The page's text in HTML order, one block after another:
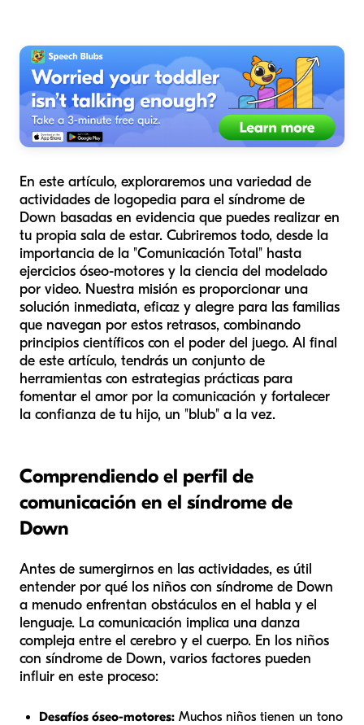
En este artículo, exploraremos una variedad de
actividades de logopedia para el síndrome de
Down basadas en evidencia que puedes realizar en
tu propia sala de estar. Cubriremos todo, desde la
importancia de la "Comunicación Total" hasta
ejercicios óseo-motores y la ciencia del modelado
por video. Nuestra misión es proporcionar una
solución inmediata, eficaz y alegre para las familias
que navegan por estos retrasos, combinando
principios científicos con el poder del juego. Al final
de este artículo, tendrás un conjunto de
herramientas con estrategias prácticas para
fomentar el amor por la comunicación y fortalecer
la confianza de tu hijo, un "blub" a la vez.
Comprendiendo el perfil de
comunicación en el síndrome de
Down
Antes de sumergirnos en las actividades, es útil
entender por qué los niños con síndrome de Down
a menudo enfrentan obstáculos en el habla y el
lenguaje. La comunicación implica una danza
compleja entre el cerebro y el cuerpo. En los niños
con síndrome de Down, varios factores pueden
influir en este proceso:
Desafíos óseo-motores: Muchos niños tienen un tono